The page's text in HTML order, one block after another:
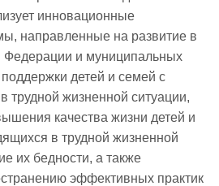
инновационные
направленные на развитие в
Федерации и муниципальных
детей и семей с
трудной жизненной ситуации,
качества жизни детей и
в трудной жизненной
их бедности, а также
эффективных практик